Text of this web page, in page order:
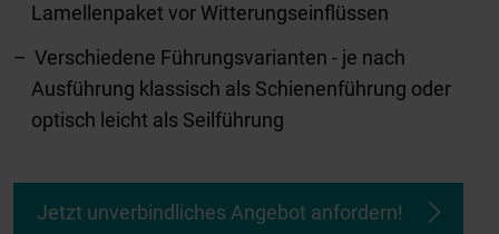
Lamellenpaket vor Witterungseinflüssen
Verschiedene Führungsvarianten - je nach
Ausführung klassisch als Schienenführung oder
optisch leicht als Seilführung
Jetzt unverbindliches Angebot anfordern!